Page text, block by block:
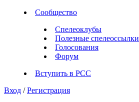
Сообщество
Спелеоклубы
Полезные спелеоссылки
Голосования
Форум
Вступить в РСС
Вход / Регистрация